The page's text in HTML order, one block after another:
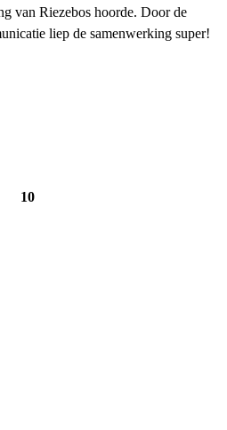
van Riezebos hoorde. Door de
liep de samenwerking super!
10